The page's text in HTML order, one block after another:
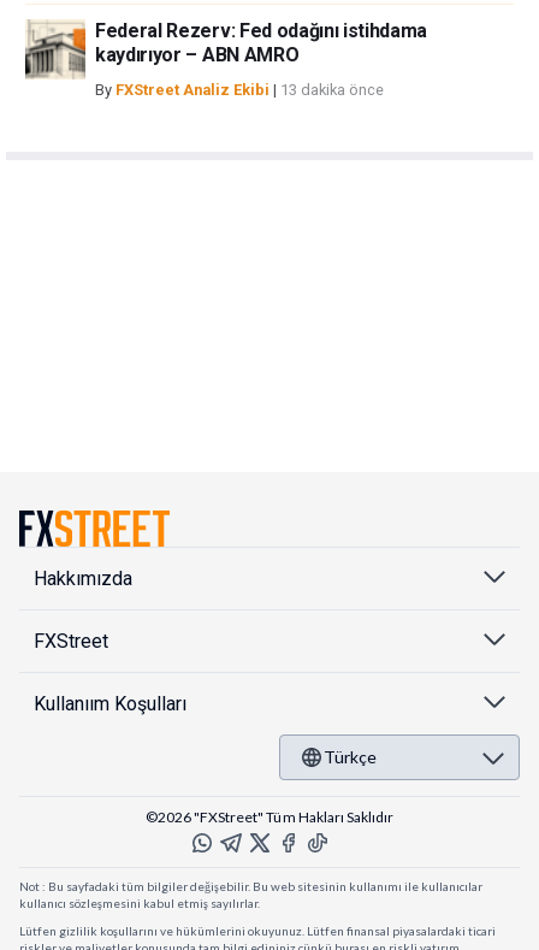
Federal Rezerv: Fed odağını istihdama
kaydırıyor – ABN AMRO
By FXStreet Analiz Ekibi | 13 dakika önce
Hakkımızda
FXStreet
Kullanıım Koşulları
Türkçe
©2026 "FXStreet" Tüm Hakları Saklıdır
Not : Bu sayfadaki tüm bilgiler değişebilir. Bu web sitesinin kullanımı ile kullanıcılar
kullanıcı sözleşmesini kabul etmiş sayılırlar.
Lütfen gizlilik koşullarını ve hükümlerini okuyunuz. Lütfen finansal piyasalardaki ticari